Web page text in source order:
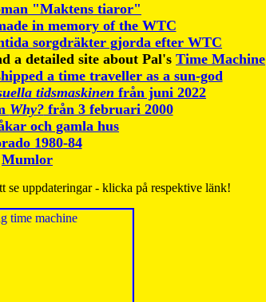
"Maktens tiaror"
in memory of the WTC
sorgdräkter gjorda efter WTC
a detailed site about Pal's Time Machine
a time traveller as a sun-god
tidsmaskinen från juni 2022
Why?från 3 februari 2000
och gamla hus
1980-84
Mumlor
se uppdateringar - klicka på respektive länk!